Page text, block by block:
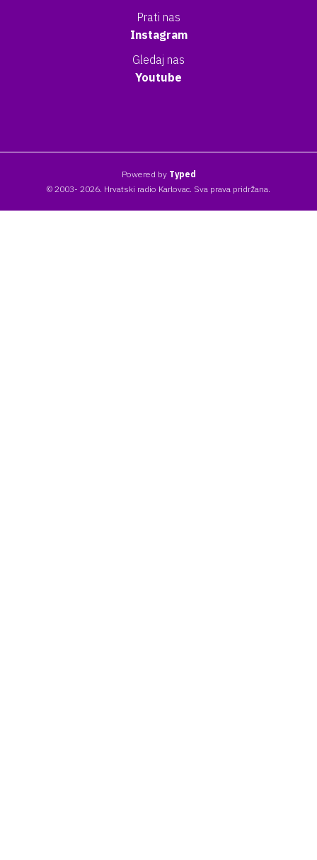
Prati nas
Instagram
Gledaj nas
Youtube
Powered by Typed
© 2003- 2026. Hrvatski radio Karlovac. Sva prava pridržana.